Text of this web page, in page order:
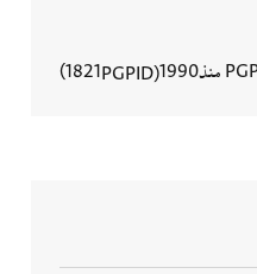
1990
PGPID
1821